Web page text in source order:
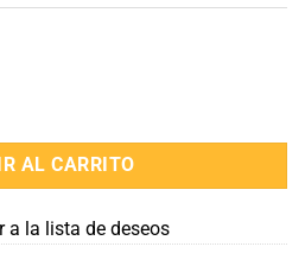
17 cm cantidad
AL CARRITO
a la lista de deseos